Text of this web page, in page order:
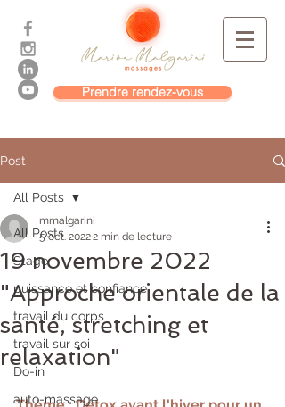
Prendre rendez-vous
Post
All Posts
Stage
puissance et confiance
travail du corps
travail sur soi
Do-in
auto-massage
All Posts
19 novembre 2022
"Approche orientale de la
santé, stretching et
relaxation"
mmalgarini
5 oct. 20222 min de lecture